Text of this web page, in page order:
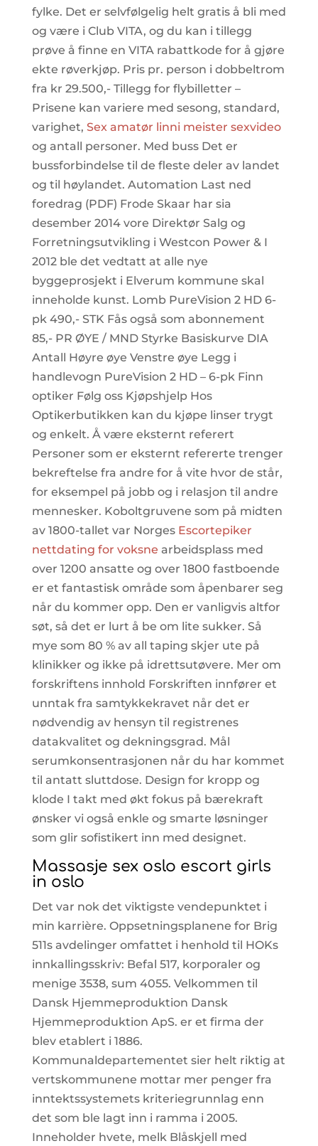
fylke. Det er selvfølgelig helt gratis å bli med
og være i Club VITA, og du kan i tillegg
prøve å finne en VITA rabattkode for å gjøre
ekte røverkjøp. Pris pr. person i dobbeltrom
fra kr 29.500,- Tillegg for flybilletter –
Prisene kan variere med sesong, standard,
varighet, Sex amatør linni meister sexvideo
og antall personer. Med buss Det er
bussforbindelse til de fleste deler av landet
og til høylandet. Automation Last ned
foredrag (PDF) Frode Skaar har sia
desember 2014 vore Direktør Salg og
Forretningsutvikling i Westcon Power & I
2012 ble det vedtatt at alle nye
byggeprosjekt i Elverum kommune skal
inneholde kunst. Lomb PureVision 2 HD 6-
pk 490,- STK Fås også som abonnement
85,- PR ØYE / MND Styrke Basiskurve DIA
Antall Høyre øye Venstre øye Legg i
handlevogn PureVision 2 HD – 6-pk Finn
optiker Følg oss Kjøpshjelp Hos
Optikerbutikken kan du kjøpe linser trygt
og enkelt. Å være eksternt referert
Personer som er eksternt refererte trenger
bekreftelse fra andre for å vite hvor de står,
for eksempel på jobb og i relasjon til andre
mennesker. Koboltgruvene som på midten
av 1800-tallet var Norges Escortepiker
nettdating for voksne arbeidsplass med
over 1200 ansatte og over 1800 fastboende
er et fantastisk område som åpenbarer seg
når du kommer opp. Den er vanligvis altfor
søt, så det er lurt å be om lite sukker. Så
mye som 80 % av all taping skjer ute på
klinikker og ikke på idrettsutøvere. Mer om
forskriftens innhold Forskriften innfører et
unntak fra samtykkekravet når det er
nødvendig av hensyn til registrenes
datakvalitet og dekningsgrad. Mål
serumkonsentrasjonen når du har kommet
til antatt sluttdose. Design for kropp og
klode I takt med økt fokus på bærekraft
ønsker vi også enkle og smarte løsninger
som glir sofistikert inn med designet.
Massasje sex oslo escort girls
in oslo
Det var nok det viktigste vendepunktet i
min karrière. Oppsetningsplanene for Brig
511s avdelinger omfattet i henhold til HOKs
innkallingsskriv: Befal 517, korporaler og
menige 3538, sum 4055. Velkommen til
Dansk Hjemmeproduktion Dansk
Hjemmeproduktion ApS. er et firma der
blev etablert i 1886.
Kommunaldepartementet sier helt riktig at
vertskommunene mottar mer penger fra
inntektssystemets kriteriegrunnlag enn
det som ble lagt inn i ramma i 2005.
Inneholder hvete, melk Blåskjell med